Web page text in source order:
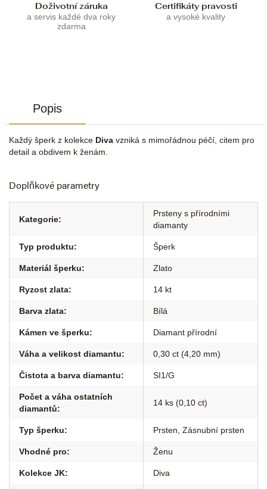
Doživotní záruka
a servis každé dva roky
zdarma
Certifikáty pravosti
a vysoké kvality
Popis
Každý šperk z kolekce Diva vzniká s mimořádnou péčí, citem pro
detail a obdivem k ženám.
Doplňkové parametry
Kategorie:
Prsteny s přírodními
diamanty
Typ produktu: Šperk
Materiál šperku: Zlato
Ryzost zlata: 14 kt
Barva zlata: Bílá
Kámen ve šperku: Diamant přírodní
Váha a velikost diamantu: 0,30 ct (4,20 mm)
Čistota a barva diamantu: SI1/G
Počet a váha ostatních
diamantů:
14 ks (0,10 ct)
Typ šperku: Prsten Zásnubní prsten
Vhodné pro: Ženu
Kolekce JK: Diva